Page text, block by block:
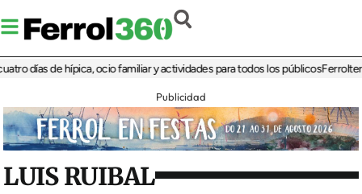
de hípica, ocio familiar y actividades para todos los públicosFerrolterra
Publicidad
LUIS RUIBAL